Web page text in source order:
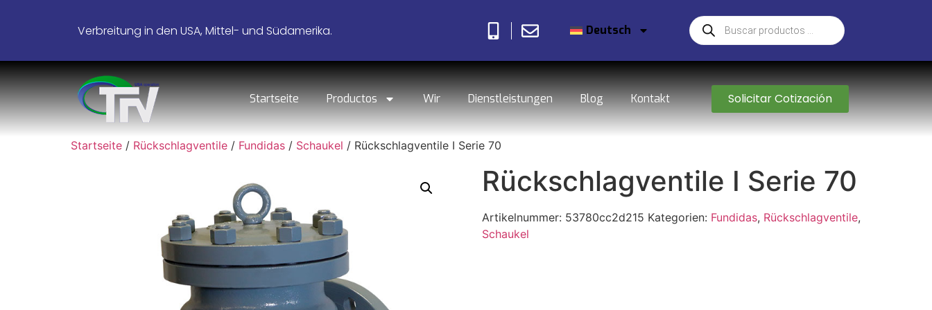
Verbreitung in den USA, Mittel- und Südamerika. Deutsch
Startseite Productos Wir Dienstleistungen Blog Kontakt Solicitar Cotización
Startseite / Rückschlagventile / Fundidas / Schaukel / Rückschlagventile I Serie 70
Rückschlagventile I Serie 70
Artikelnummer: 53780cc2d215 Kategorien: Fundidas, Rückschlagventile,
Schaukel